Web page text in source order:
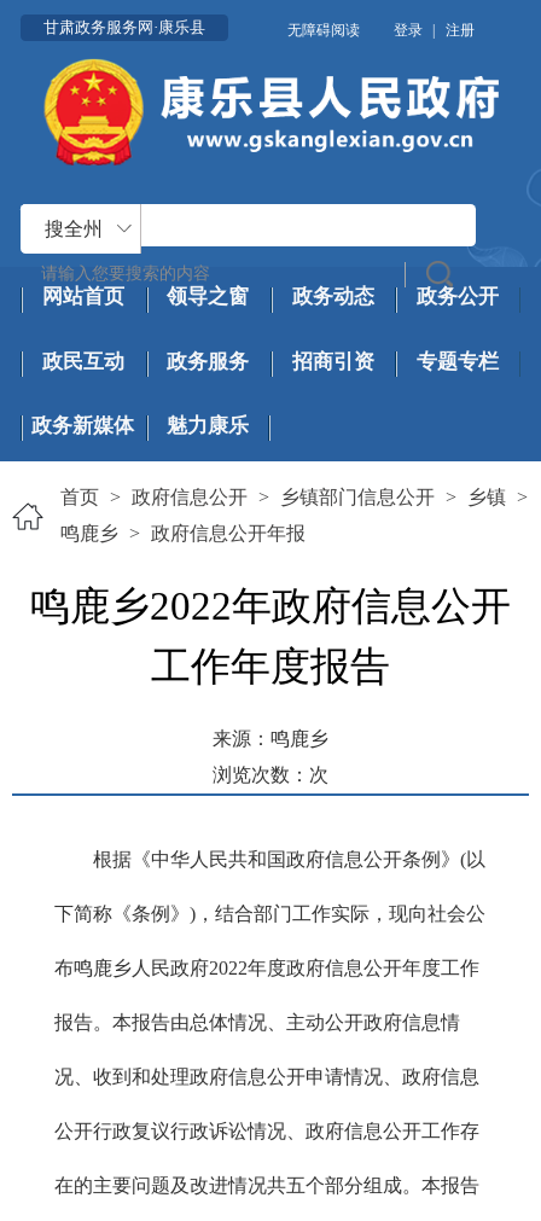
甘肃政务服务网·康乐县 无障碍阅读 登录 | 注册
搜全州
网站首页 领导之窗 政务动态 政务公开
政民互动 政务服务 招商引资 专题专栏
政务新媒体 魅力康乐
首页 > 政府信息公开 > 乡镇部门信息公开 > 乡镇 >
鸣鹿乡 > 政府信息公开年报
鸣鹿乡2022年政府信息公开
工作年度报告
来源：鸣鹿乡
浏览次数： 次
根据《中华人民共和国政府信息公开条例》(以
下简称《条例》)，结合部门工作实际，现向社会公
布鸣鹿乡人民政府2022年度政府信息公开年度工作
报告。本报告由总体情况、主动公开政府信息情
况、收到和处理政府信息公开申请情况、政府信息
公开行政复议行政诉讼情况、政府信息公开工作存
在的主要问题及改进情况共五个部分组成。本报告